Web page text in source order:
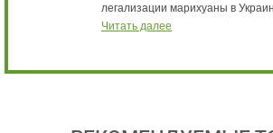
легализации марихуаны в
Читать далее